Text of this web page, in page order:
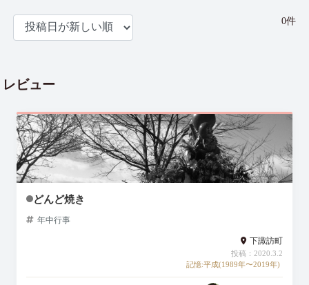
0件
レビュー
どんど焼き
年中行事
下諏訪町
投稿：2020.3.2
記憶:平成(1989年〜2019年)